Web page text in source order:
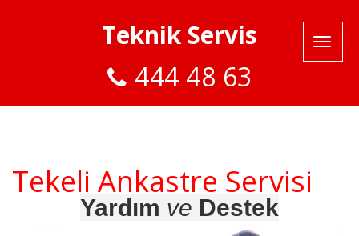
Teknik Servis
444 48 63
Tekeli Ankastre Servisi
Yardım ve Destek